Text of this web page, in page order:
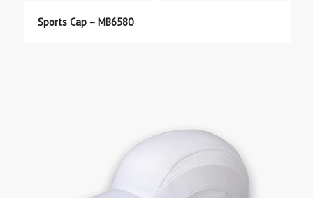
Sports Cap – MB6580